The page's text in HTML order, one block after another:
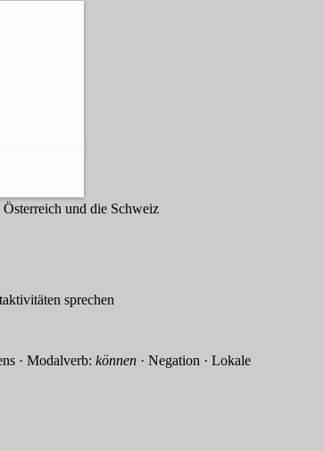
und die Schweiz
sprechen
· Modalverb: können · Negation · Lokale